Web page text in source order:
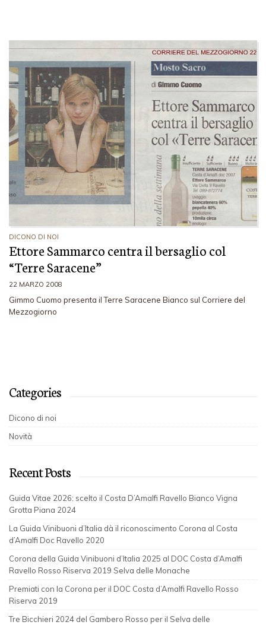
DICONO DI NOI
Ettore Sammarco centra il bersaglio col
“Terre Saracene”
22 MARZO 2008
Gimmo Cuomo presenta il Terre Saracene Bianco sul Corriere del
Mezzogiorno
Categories
Dicono di noi
Novità
Recent Posts
Guida Vitae 2026: scelto il Costa D’Amalfi Ravello Bianco Vigna
Grotta Piana 2024
La Guida Vinibuoni d’Italia dà il riconoscimento Corona al Costa
d’Amalfi Doc Ravello 2020
Corona della Guida Vinibuoni d’Italia 2025 al DOC Costa d’Amalfi
Ravello Rosso Riserva 2019 Selva delle Monache
Premiati con la Corona per il DOC Costa d’Amalfi Ravello Rosso
Riserva 2019
Tre Bicchieri 2024 del Gambero Rosso per il Selva delle